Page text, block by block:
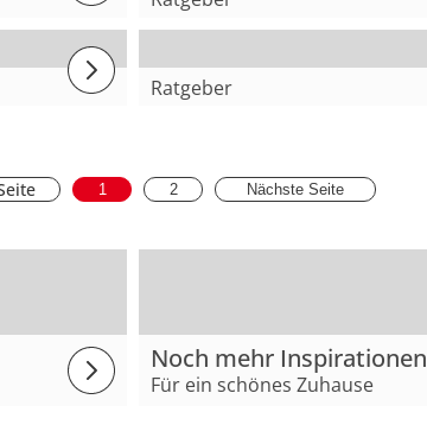
Gartenmöbelpflege
Ratgeber
1 2 Nächste Seite
Noch mehr Inspirationen
Für ein schönes Zuhause